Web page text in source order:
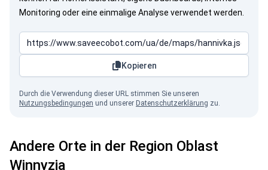
Monitoring oder eine einmalige Analyse verwendet werden.
Kopieren
Durch die Verwendung dieser URL stimmen Sie unseren
Nutzungsbedingungen und unserer Datenschutzerklärung zu.
Andere Orte in der Region Oblast
Winnyzja